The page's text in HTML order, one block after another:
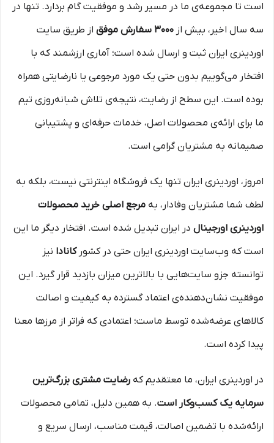
است تا مجموعه‌ی ما در مسیر رشد و موفقیت گام بردارد. تنها در
سه سال اخیر، بیش از ۳۰۰۰ سفارش موفق
از طریق سایت
اوردینری ایران ثبت و ارسال شده است؛ آماری ارزشمند که با
افتخار می‌گوییم بدون حتی یک مورد مرجوعی یا نارضایتی همراه
بوده است. این سطح از رضایت، نتیجه‌ی تلاش شبانه‌روزی تیم
ما برای ارائه‌ی محصولات اصل، خدمات حرفه‌ای و پشتیبانی
صمیمانه به مشتریان گرامی است.
امروز، اوردینری ایران تنها یک فروشگاه اینترنتی نیست، بلکه به
لطف شما مشتریان وفادار، به مرجع اصلی خرید محصولات
اوردینری اورجینال در ایران تبدیل شده است. افتخار دیگر ما این
است که وب‌سایت اوردینری ایران حتی در کشورکانادا نیز
توانسته جزو سایت‌هایی با بالاترین میزان بازدید قرار گیرد. این
موفقیت نشان‌دهنده‌ی اعتماد گسترده به کیفیت و اصالت
کالاهای عرضه‌شده توسط ماست؛ اعتمادی که فراتر از مرزها معنا
پیدا کرده است.
در اوردینری ایران، ما معتقدیم که رضایت مشتری بزرگ‌ترین
سرمایه یک کسب‌وکار است. به همین دلیل، تمامی محصولات
ارائه‌شده با تضمین اصالت، قیمت مناسب، ارسال سریع و